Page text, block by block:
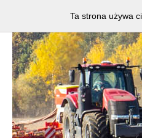
Ta strona używa